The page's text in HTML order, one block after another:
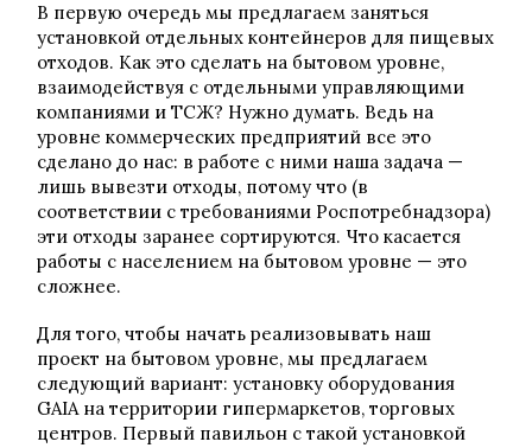
В первую очередь мы предлагаем заняться
установкой отдельных контейнеров для пищевых
отходов. Как это сделать на бытовом уровне,
взаимодействуя с отдельными управляющими
компаниями и ТСЖ? Нужно думать. Ведь на
уровне коммерческих предприятий все это
сделано до нас: в работе с ними наша задача —
лишь вывезти отходы, потому что (в
соответствии с требованиями Роспотребнадзора)
эти отходы заранее сортируются. Что касается
работы с населением на бытовом уровне — это
сложнее.
Для того, чтобы начать реализовывать наш
проект на бытовом уровне, мы предлагаем
следующий вариант: установку оборудования
GAIA на территории гипермаркетов, торговых
центров. Первый павильон с такой установкой